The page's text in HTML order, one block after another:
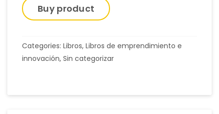
Buy product
Categories: Libros, Libros de emprendimiento e
innovación, Sin categorizar